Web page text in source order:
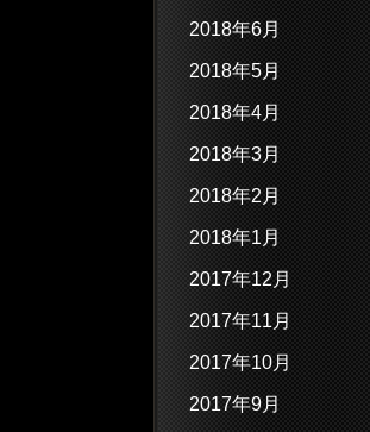
2018年6月
2018年5月
2018年4月
2018年3月
2018年2月
2018年1月
2017年12月
2017年11月
2017年10月
2017年9月